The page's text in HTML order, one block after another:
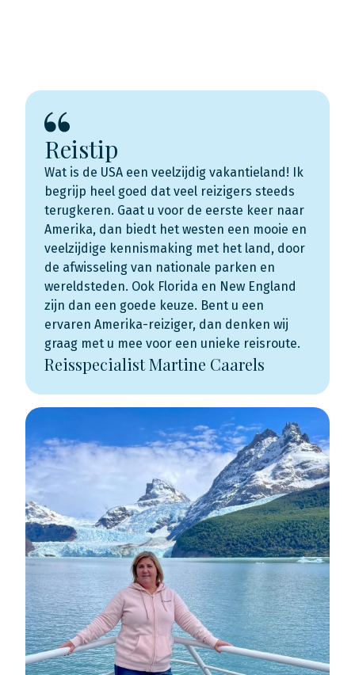
Reistip
Wat is de USA een veelzijdig vakantieland! Ik
begrijp heel goed dat veel reizigers steeds
terugkeren. Gaat u voor de eerste keer naar
Amerika, dan biedt het westen een mooie en
veelzijdige kennismaking met het land, door
de afwisseling van nationale parken en
wereldsteden. Ook Florida en New England
zijn dan een goede keuze. Bent u een
ervaren Amerika-reiziger, dan denken wij
graag met u mee voor een unieke reisroute.
Reisspecialist Martine Caarels